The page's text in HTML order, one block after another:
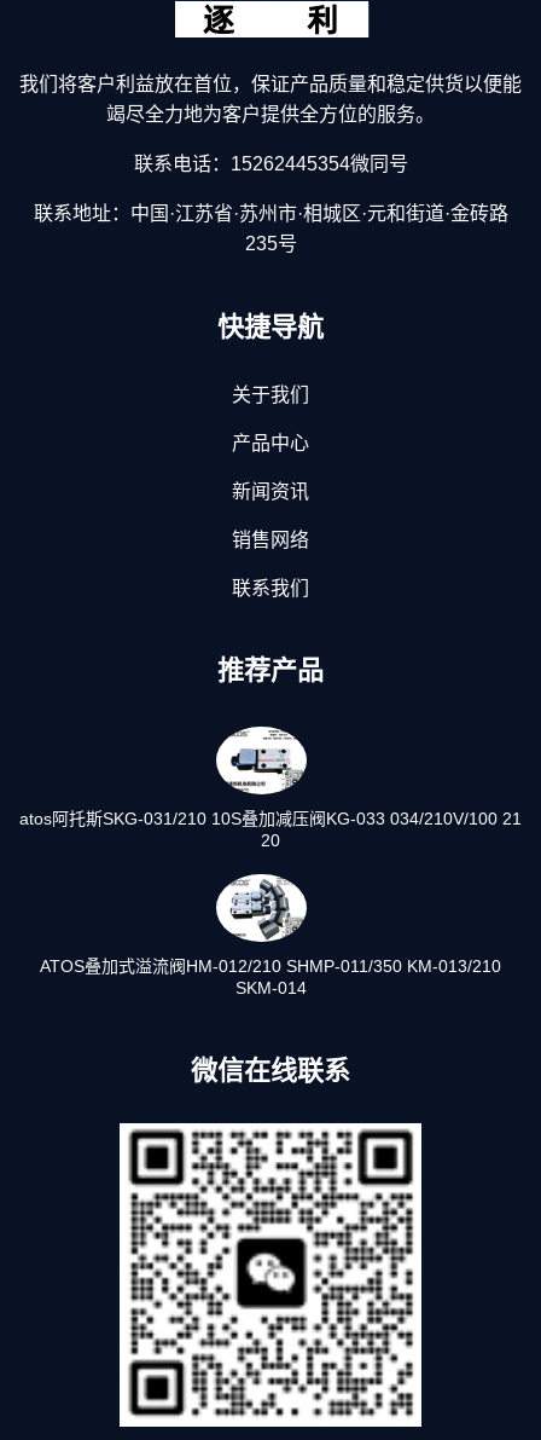
我们将客户利益放在首位，保证产品质量和稳定供货以便能
竭尽全力地为客户提供全方位的服务。
联系电话：15262445354微同号
联系地址：中国·江苏省·苏州市·相城区·元和街道·金砖路
235号
快捷导航
关于我们
产品中心
新闻资讯
销售网络
联系我们
推荐产品
atos阿托斯SKG-031/210 10S叠加减压阀KG-033 034/210V/100 21
20
ATOS叠加式溢流阀HM-012/210 SHMP-011/350 KM-013/210
SKM-014
微信在线联系